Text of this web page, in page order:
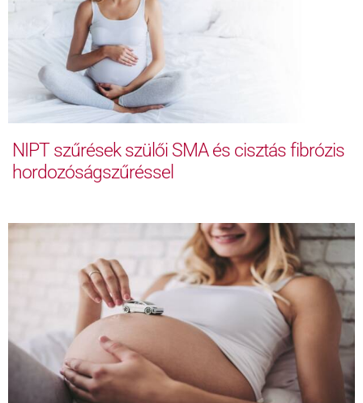
NIPT szűrések szülői SMA és cisztás fibrózis
hordozóságszűréssel